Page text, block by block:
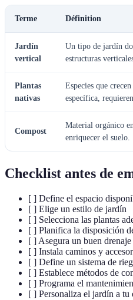
Terme Définition
Jardín
vertical
Un tipo de jardín
estructuras
Plantas
nativas
Especies que
específica,
Compost
Material orgánico
enriquecer el suelo.
Checklist antes de
[ ] Define el espacio
[ ] Elige un estilo de jardín
[ ] Selecciona las plantas
[ ] Planifica la disposición
[ ] Asegura un buen drenaje
[ ] Instala caminos y
[ ] Define un sistema de
[ ] Establece métodos de
[ ] Programa el
[ ] Personaliza el jardín a tu